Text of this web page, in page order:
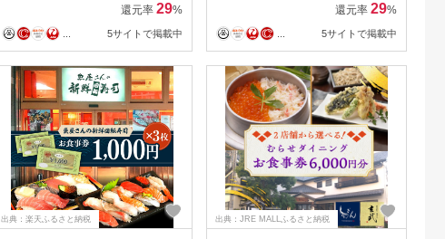
還元率 29%
5サイトで掲載中
還元率 29%
5サイトで掲載中
出典：楽天ふるさと納税 出典：JRE MALLふるさと納税